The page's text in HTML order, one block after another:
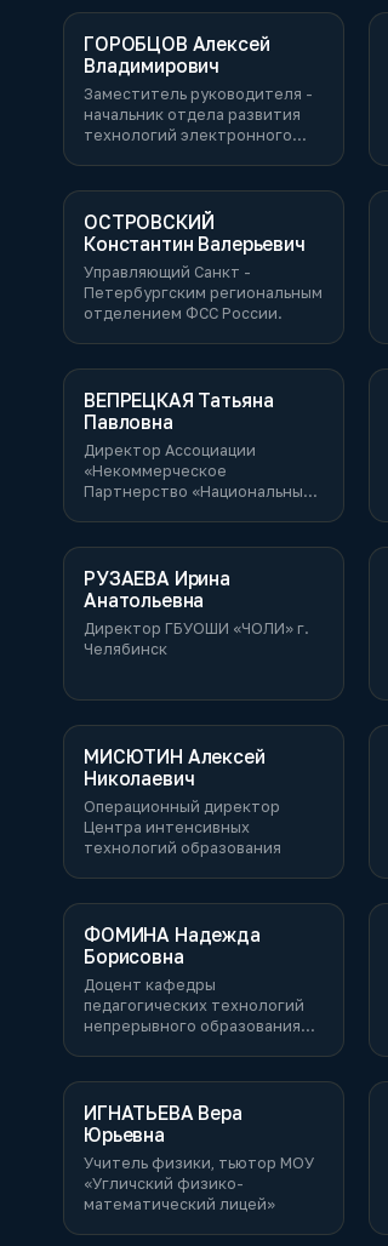
ГОРОБЦОВ Алексей
Владимирович
Заместитель руководителя -
начальник отдела развития
технологий электронного
телекоммуникационных
технологий Новосибирской
области
ОСТРОВСКИЙ
Константин Валерьевич
Управляющий Санкт -
Петербургским региональным
отделением ФСС России.
ВЕПРЕЦКАЯ Татьяна
Павловна
Директор Ассоциации
«Некоммерческое
Партнерство «Национальный
РУЗАЕВА Ирина
Анатольевна
Директор ГБУОШИ «ЧОЛИ» г.
Челябинск
МИСЮТИН Алексей
Николаевич
Операционный директор
Центра интенсивных
технологий образования
ФОМИНА Надежда
Борисовна
Доцент кафедры
педагогических технологий
непрерывного образования
ИГНАТЬЕВА Вера
Юрьевна
Учитель физики, тьютор МОУ
«Угличский физико-
математический лицей»